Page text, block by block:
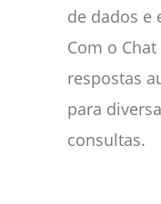
de dados e
Com o
respostas
para
consultas.